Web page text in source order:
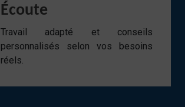
Écoute
Travail adapté et conseils
personnalisés selon vos besoins
réels.